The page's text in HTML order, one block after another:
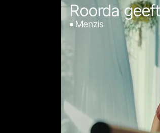
Roorda
Menzis